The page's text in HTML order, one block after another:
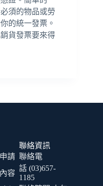
須的物品或勞
的統一發票。
貨發票要來得
請
容
聯絡資訊
聯絡電
話 (03)657-
1185